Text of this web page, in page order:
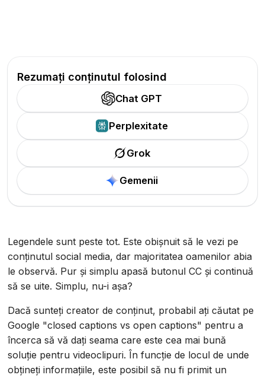
Rezumați conținutul folosind
Chat GPT
Perplexitate
Grok
Gemenii
Legendele sunt peste tot. Este obișnuit să le vezi pe
conținutul social media, dar majoritatea oamenilor abia
le observă. Pur și simplu apasă butonul CC și continuă
să se uite. Simplu, nu-i așa?
Dacă sunteți creator de conținut, probabil ați căutat pe
Google "closed captions vs open captions" pentru a
încerca să vă dați seama care este cea mai bună
soluție pentru videoclipuri. În funcție de locul de unde
obțineți informațiile, este posibil să nu fi primit un